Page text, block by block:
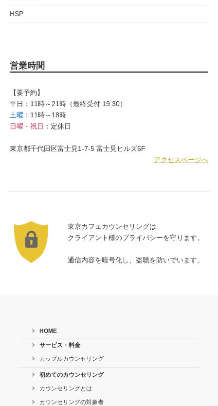
HSP
営業時間
【要予約】
平日：11時～21時（最終受付 19:30）
土曜 ：11時～18時
日曜・祝日 ：定休日
東京都千代田区富士見1-7-5 富士見ヒルズ6F
アクセスページへ
東京カフェカウンセリングは
クライアント様のプライバシーを守ります。
通信内容を暗号化し、盗聴を防いでいます。
HOME
サービス・料金
カップルカウンセリング
初めてのカウンセリング
カウンセリングとは
カウンセリングの対象者